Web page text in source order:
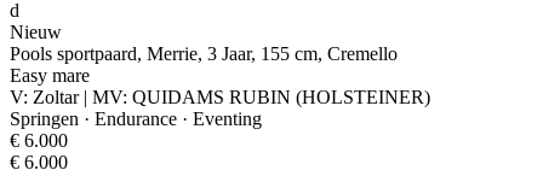
d
Nieuw
Pools sportpaard, Merrie, 3 Jaar, 155 cm, Cremello
Easy mare
V: Zoltar | MV: QUIDAMS RUBIN (HOLSTEINER)
Springen · Endurance · Eventing
€ 6.000
€ 6.000